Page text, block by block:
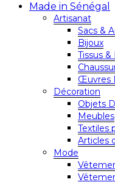
Made in Sénégal
Artisanat
Sacs &
Bijoux
Tissus
Œuvres
Décoration
Objets
Meubles
Textiles
Articles
Mode